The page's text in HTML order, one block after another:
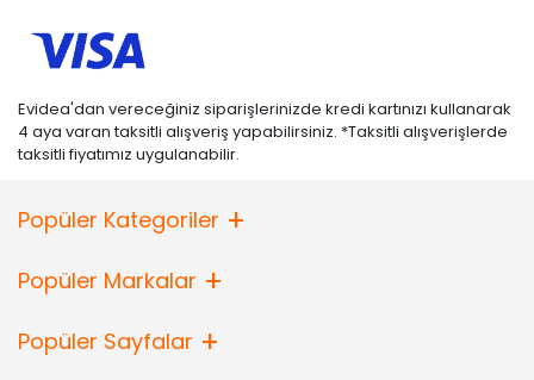
Evidea'dan vereceğiniz siparişlerinizde kredi kartınızı kullanarak
4 aya varan taksitli alışveriş yapabilirsiniz. *Taksitli alışverişlerde
taksitli fiyatımız uygulanabilir.
Popüler Kategoriler
Popüler Markalar
Popüler Sayfalar